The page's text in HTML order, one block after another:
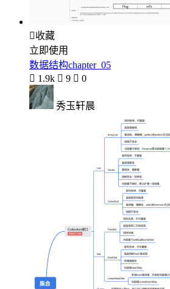
收藏
立即使用
数据结构chapter_05
 1.9k  9  0
秀玉轩晨